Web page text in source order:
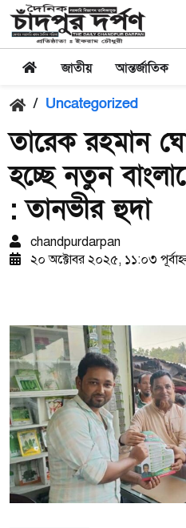
জাতীয় আন্তর্জাতিক
/ Uncategorized
তারেক রহমান
হচ্ছে নতুন
: তানভীর হুদা
chandpurdarpan
২০ অক্টোবর ২০২৫, ১১:০৩